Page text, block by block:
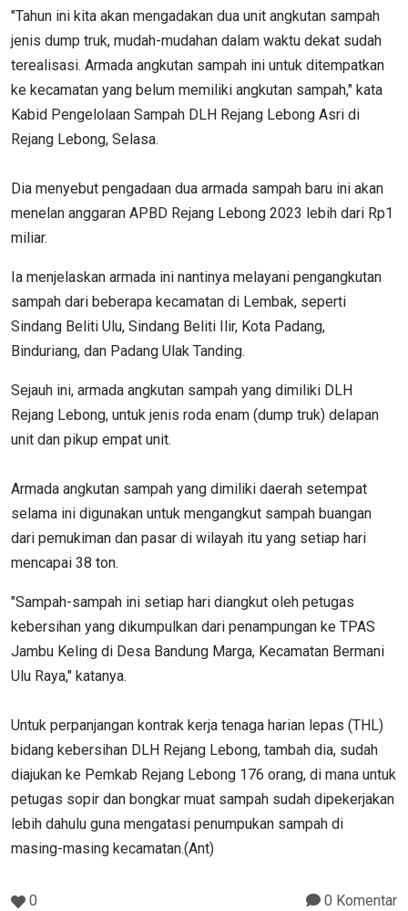
"Tahun ini kita akan mengadakan dua unit angkutan sampah
jenis dump truk, mudah-mudahan dalam waktu dekat sudah
terealisasi. Armada angkutan sampah ini untuk ditempatkan
ke kecamatan yang belum memiliki angkutan sampah," kata
Kabid Pengelolaan Sampah DLH Rejang Lebong Asri di
Rejang Lebong, Selasa.
Dia menyebut pengadaan dua armada sampah baru ini akan
menelan anggaran APBD Rejang Lebong 2023 lebih dari Rp1
miliar.
Ia menjelaskan armada ini nantinya melayani pengangkutan
sampah dari beberapa kecamatan di Lembak, seperti
Sindang Beliti Ulu, Sindang Beliti Ilir, Kota Padang,
Binduriang, dan Padang Ulak Tanding.
Sejauh ini, armada angkutan sampah yang dimiliki DLH
Rejang Lebong, untuk jenis roda enam (dump truk) delapan
unit dan pikup empat unit.
Armada angkutan sampah yang dimiliki daerah setempat
selama ini digunakan untuk mengangkut sampah buangan
dari pemukiman dan pasar di wilayah itu yang setiap hari
mencapai 38 ton.
"Sampah-sampah ini setiap hari diangkut oleh petugas
kebersihan yang dikumpulkan dari penampungan ke TPAS
Jambu Keling di Desa Bandung Marga, Kecamatan Bermani
Ulu Raya," katanya.
Untuk perpanjangan kontrak kerja tenaga harian lepas (THL)
bidang kebersihan DLH Rejang Lebong, tambah dia, sudah
diajukan ke Pemkab Rejang Lebong 176 orang, di mana untuk
petugas sopir dan bongkar muat sampah sudah dipekerjakan
lebih dahulu guna mengatasi penumpukan sampah di
masing-masing kecamatan.(Ant)
0 0 Komentar